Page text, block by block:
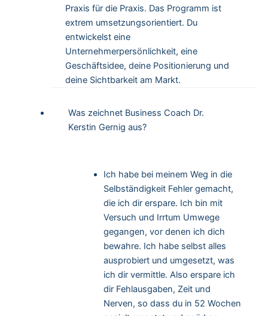
Praxis für die Praxis. Das Programm ist
extrem umsetzungsorientiert. Du
entwickelst eine
Unternehmerpersönlichkeit, eine
Geschäftsidee, deine Positionierung und
deine Sichtbarkeit am Markt.
Was zeichnet Business Coach Dr.
Kerstin Gernig aus?
Ich habe bei meinem Weg in die
Selbständigkeit Fehler gemacht,
die ich dir erspare. Ich bin mit
Versuch und Irrtum Umwege
gegangen, vor denen ich dich
bewahre. Ich habe selbst alles
ausprobiert und umgesetzt, was
ich dir vermittle. Also erspare ich
dir Fehlausgaben, Zeit und
Nerven, so dass du in 52 Wochen